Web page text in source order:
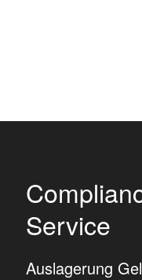
Service
Auslagerung